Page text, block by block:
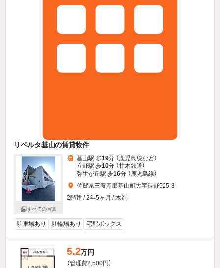
リベルタ基山の賃貸物件
すべての写真
基山駅 歩19分 （鹿児島線など）
立野駅 歩10分 （甘木鉄道）
弥生が丘駅 歩16分 （鹿児島線）
佐賀県三養基郡基山町大字長野525-3
2階建 / 2年5ヶ月 / 木造
駐車場あり 駐輪場あり 宅配ボックス
5.2万円
（管理費2,500円）